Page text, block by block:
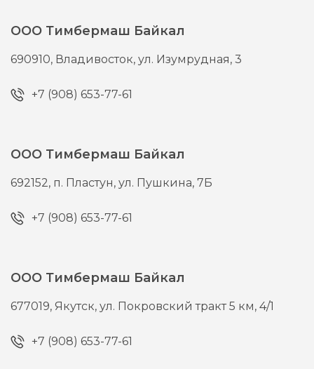
ООО Тимбермаш Байкал
690910, Владивосток,ул. Изумрудная, 3
+7 (908) 653-77-61
ООО Тимбермаш Байкал
692152, п. Пластун,ул. Пушкина, 7Б
+7 (908) 653-77-61
ООО Тимбермаш Байкал
677019, Якутск,ул. Покровский тракт 5 км, 4/1
+7 (908) 653-77-61